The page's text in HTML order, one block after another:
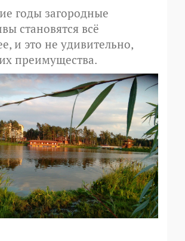
годы загородные
становятся всё
и это не удивительно,
преимущества.